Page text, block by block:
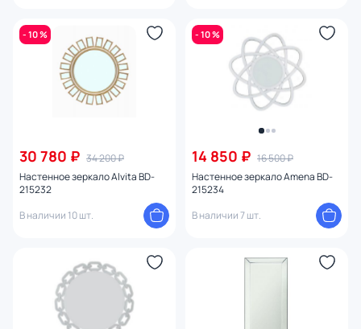
- 10 %
30 780 ₽ 34 200 ₽
Настенное зеркало Alvita BD-
215232
В наличии 10 шт.
- 10 %
14 850 ₽ 16 500 ₽
Настенное зеркало Amena BD-
215234
В наличии 7 шт.